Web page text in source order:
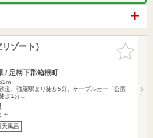
お気に入
りに追加
ゾート）
/ 足柄下郡箱根町
道、強羅駅より徒歩5分。ケーブルカー「公園
歩1分…
～
天風呂